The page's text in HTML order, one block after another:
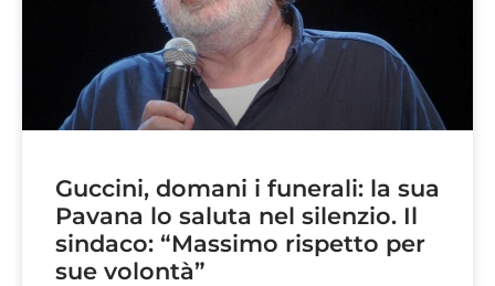
Guccini, domani i funerali: la sua
Pavana lo saluta nel silenzio. Il
sindaco: “Massimo rispetto per
sue volontà”